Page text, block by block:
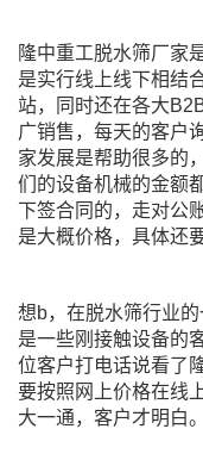
隆中重工脱水筛厂家
是实行线上线下相结
站，同时还在各大
广销售，每天的客户
家发展是帮助很多的
们的设备机械的金额
下签合同的，走对公
是大概价格，具体还
想b，在脱水筛行业
是一些刚接触设备的
位客户打电话说看了
要按照网上价格在线
大一通，客户才明白。